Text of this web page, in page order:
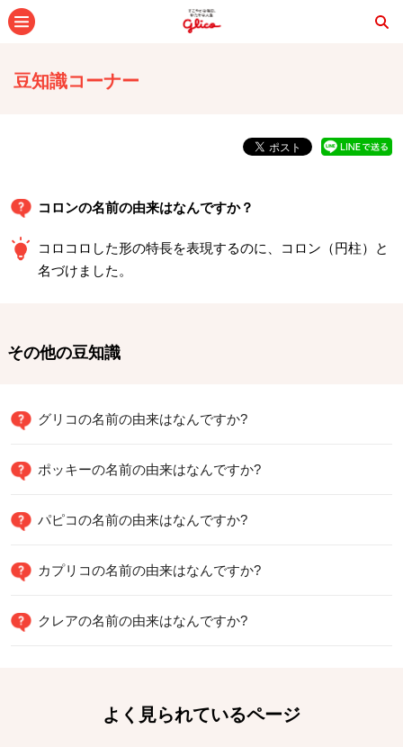
豆知識コーナー
コロンの名前の由来はなんですか？
コロコロした形の特長を表現するのに、コロン（円柱）と
名づけました。
その他の豆知識
グリコの名前の由来はなんですか?
ポッキーの名前の由来はなんですか?
パピコの名前の由来はなんですか?
カプリコの名前の由来はなんですか?
クレアの名前の由来はなんですか?
よく見られているページ